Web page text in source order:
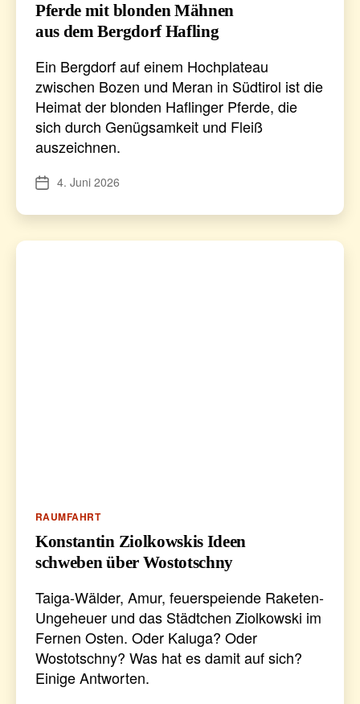
Pferde mit blonden Mähnen
aus dem Bergdorf Hafling
Ein Bergdorf auf einem Hochplateau
zwischen Bozen und Meran in Südtirol ist die
Heimat der blonden Haflinger Pferde, die
sich durch Genügsamkeit und Fleiß
auszeichnen.
Veröffentlichungsdatum
4. Juni 2026
Kategorien
RAUMFAHRT
Konstantin Ziolkowskis Ideen
schweben über Wostotschny
Taiga-Wälder, Amur, feuerspeiende Raketen-
Ungeheuer und das Städtchen Ziolkowski im
Fernen Osten. Oder Kaluga? Oder
Wostotschny? Was hat es damit auf sich?
Einige Antworten.